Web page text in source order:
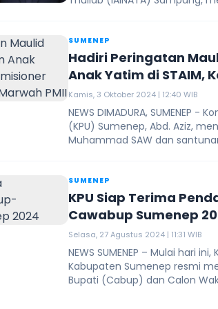
SUMENEP
Hadiri Peringatan
Anak Yatim di STAIM,
Jaga Marwah PMII
Kamis, 3 Oktober 2024 | 12:40 WIB
NEWS DIMADURA, SUMENEP
(KPU) Sumenep, Abd. Aziz,
Muhammad SAW dan
SUMENEP
KPU Siap Terima
Cawabup Sumenep
Selasa, 27 Agustus 2024 | 11:31 WIB
NEWS SUMENEP – Mulai hari
Kabupaten Sumenep resmi
Bupati (Cabup) dan Calon